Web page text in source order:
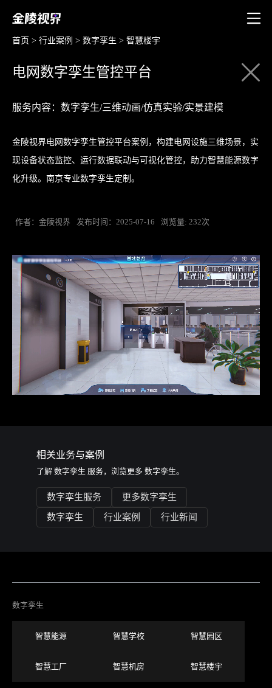
首页 > 行业案例 > 数字孪生 > 智慧楼宇
电网数字孪生管控平台
服务内容：数字孪生/三维动画/仿真实验/实景建模
金陵视界电网数字孪生管控平台案例，构建电网设施三维场景，实
现设备状态监控、运行数据联动与可视化管控，助力智慧能源数字
化升级。南京专业数字孪生定制。
作者：金陵视界 发布时间：2025-07-16 浏览量: 232次
相关业务与案例
了解 数字孪生 服务，浏览更多 数字孪生。
数字孪生服务 更多数字孪生
数字孪生 行业案例 行业新闻
数字孪生
智慧能源 智慧学校 智慧园区
智慧工厂 智慧机房 智慧楼宇